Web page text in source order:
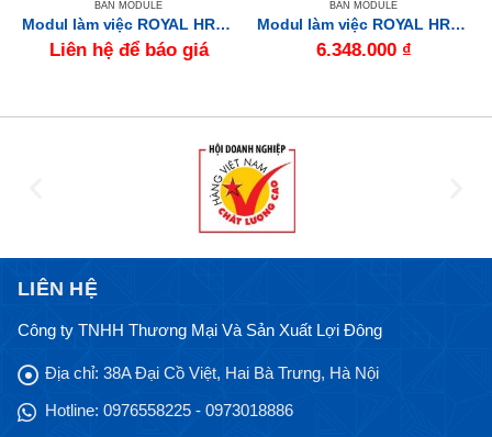
BÀN MODULE
Modul làm việc ROYAL HRMD10
Liên hệ để báo giá
BÀN MODULE
Modul làm việc ROYAL HRMD03
6.348.000 ₫
LIÊN HỆ
Công ty TNHH Thương Mại Và Sản Xuất Lợi Đông
Địa chỉ: 38A Đại Cồ Việt, Hai Bà Trưng, Hà Nội
Hotline: 0976558225 - 0973018886